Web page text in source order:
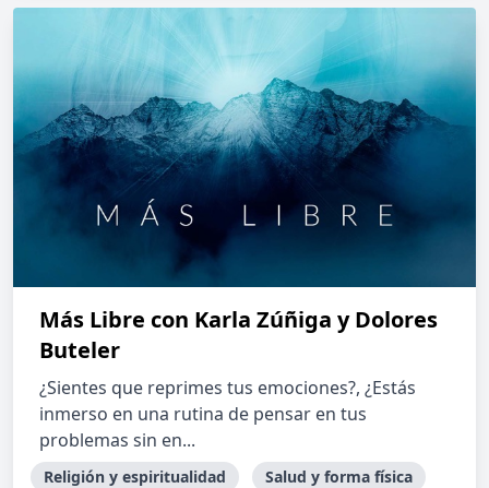
Más Libre con Karla Zúñiga y Dolores
Buteler
¿Sientes que reprimes tus emociones?, ¿Estás
inmerso en una rutina de pensar en tus
problemas sin en...
Religión y espiritualidad
Salud y forma física